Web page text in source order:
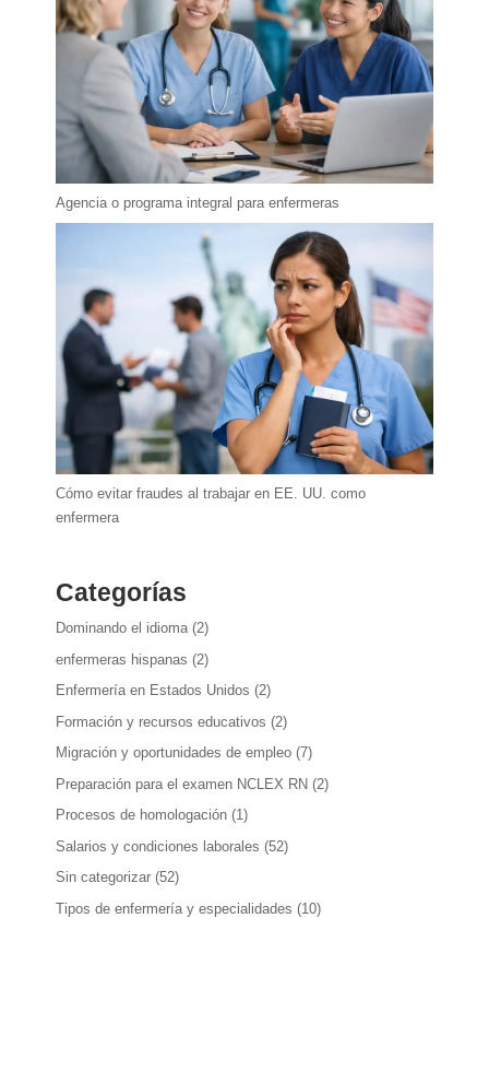
Agencia o programa integral para enfermeras
Cómo evitar fraudes al trabajar en EE. UU. como
enfermera
Categorías
Dominando el idioma(2)
enfermeras hispanas (2)
Enfermería en Estados Unidos (2)
Formación y recursos educativos (2)
Migración y oportunidades de empleo (7)
Preparación para el examen NCLEX RN (2)
Procesos de homologación (1)
Salarios y condiciones laborales (52)
Sin categorizar (52)
Tipos de enfermería y especialidades (10)